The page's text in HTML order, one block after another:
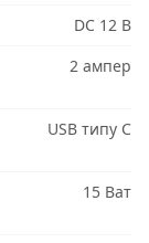
DC 12 В
2 ампер
USB типу C
15 Ват